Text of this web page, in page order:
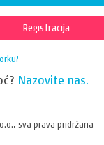
Registracija
Nazovite nas.
sva prava pridržana